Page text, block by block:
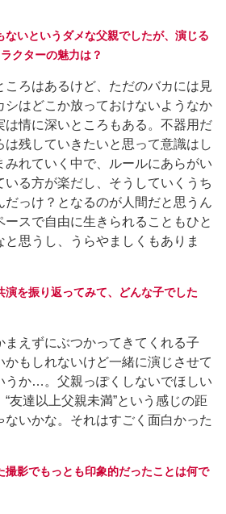
いというダメな父親でしたが、演じる
クターの魅力は？
ろはあるけど、ただのバカには見
はどこか放っておけないようなか
は情に深いところもある。不器用だ
は残していきたいと思って意識はし
みれていく中で、ルールにあらがい
いる方が楽だし、そうしていくうち
だっけ？となるのが人間だと思うん
ースで自由に生きられることもひと
思うし、うらやましくもありま
を振り返ってみて、どんな子でした
えずにぶつかってきてくれる子
かもしれないけど一緒に演じさせて
うか…。父親っぽくしないでほしい
友達以上父親未満”という感じの距
いかな。それはすごく面白かった
影でもっとも印象的だったことは何で